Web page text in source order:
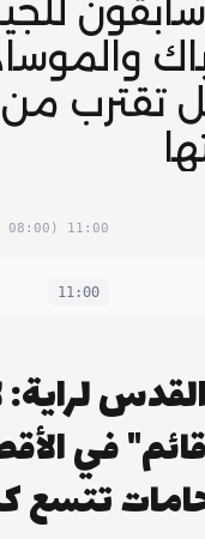
تقترب من
11:00
(08:00 in your timezone)
11:00
لراية:
في
تتسع